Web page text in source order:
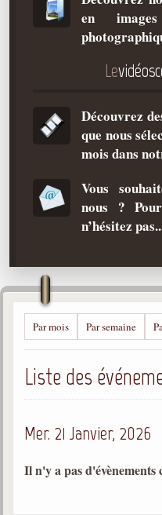
Qu'est-ce que c'est ?
Les bases du spiritisme
La doctrine d'Allan Kardec
But des manifestations
Médiums
Allan Kardec
1804-1869
Léon Denis
1846-1927
Gabriel Delanne
1910-2002
Divaldo Franco
1927-2025
en
Le
Découvrez
que nous
mois dans
Vous
nous ?
n’hésitez
Par mois Par semaine
Liste des
Mer. 21 Janvier, 2026
Il n'y a pas d'évènements